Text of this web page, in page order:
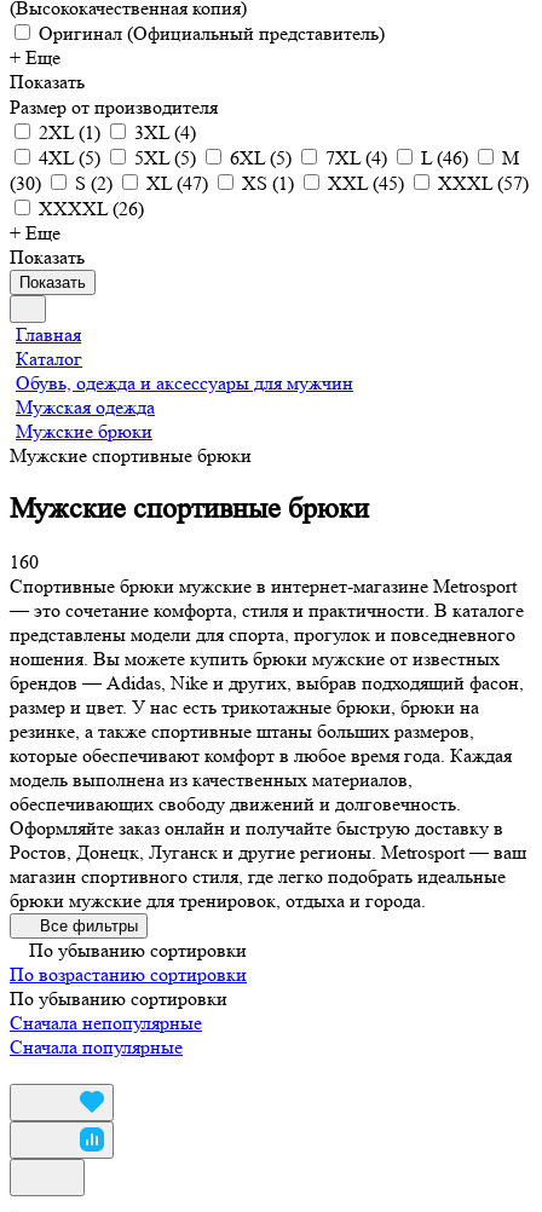
(Высококачественная копия)
Оригинал (Официальный представитель)
+ Еще
Показать
Размер от производителя
2XL(1) 3XL(4)
4XL(5) 5XL(5) 6XL(5) 7XL(4) L(46)
M
(30) S (2) XL(47) XS (1) XXL(45) XXXL(57)
XXXXL(26)
+ Еще
Показать
Показать
Главная
Каталог
Обувь, одежда и аксессуары для мужчин
Мужская одежда
Мужские брюки
Мужские спортивные брюки
Мужские спортивные брюки
160
Спортивные брюки мужские в интернет-магазине Metrosport
— это сочетание комфорта, стиля и практичности. В каталоге
представлены модели для спорта, прогулок и повседневного
ношения. Вы можете купить брюки мужские от известных
брендов — Adidas, Nike и других, выбрав подходящий фасон,
размер и цвет. У нас есть трикотажные брюки, брюки на
резинке, а также спортивные штаны больших размеров,
которые обеспечивают комфорт в любое время года. Каждая
модель выполнена из качественных материалов,
обеспечивающих свободу движений и долговечность.
Оформляйте заказ онлайн и получайте быструю доставку в
Ростов, Донецк, Луганск и другие регионы. Metrosport — ваш
магазин спортивного стиля, где легко подобрать идеальные
брюки мужские для тренировок, отдыха и города.
Все фильтры
По убыванию сортировки
По возрастанию сортировки
По убыванию сортировки
Сначала непопулярные
Сначала популярные